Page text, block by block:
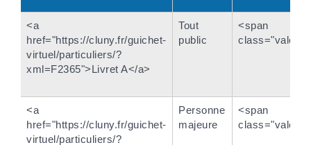
<a
href="https://cluny.fr/guichet-
virtuel/particuliers/?
xml=F2365">Livret A</a>
Tout
public
<span
<a
href="https://cluny.fr/guichet-
virtuel/particuliers/?
Personne
majeure
<span